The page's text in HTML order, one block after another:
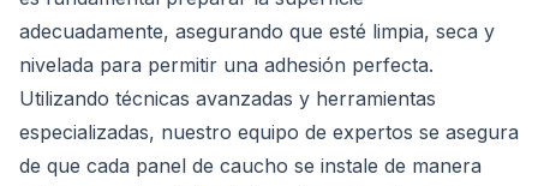
adecuadamente, asegurando que esté limpia, seca y
nivelada para permitir una adhesión perfecta.
Utilizando técnicas avanzadas y herramientas
especializadas, nuestro equipo de expertos se asegura
de que cada panel de caucho se instale de manera